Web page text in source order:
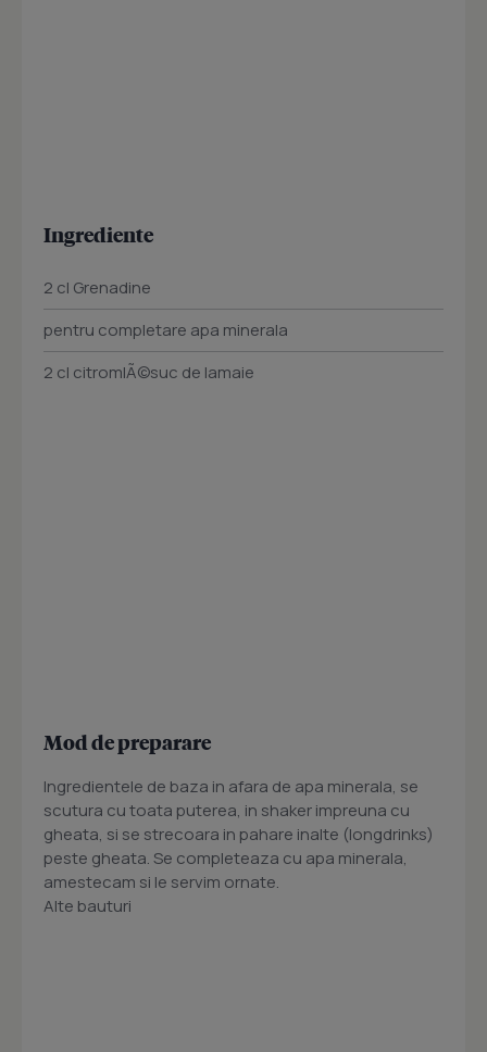
Ingrediente
2 cl Grenadine
pentru completare apa minerala
2 cl citromlÃ©suc de lamaie
Mod de preparare
Ingredientele de baza in afara de apa minerala, se
scutura cu toata puterea, in shaker impreuna cu
gheata, si se strecoara in pahare inalte (longdrinks)
peste gheata. Se completeaza cu apa minerala,
amestecam si le servim ornate.
Alte bauturi